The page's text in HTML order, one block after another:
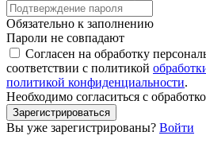
Обязательно к заполнению
Пароли не совпадают
Согласен на обработку
соответствии с политикой
политикой конфиденциальности.
Необходимо согласиться с
Зарегистрироваться
Вы уже зарегистрированы? Войти